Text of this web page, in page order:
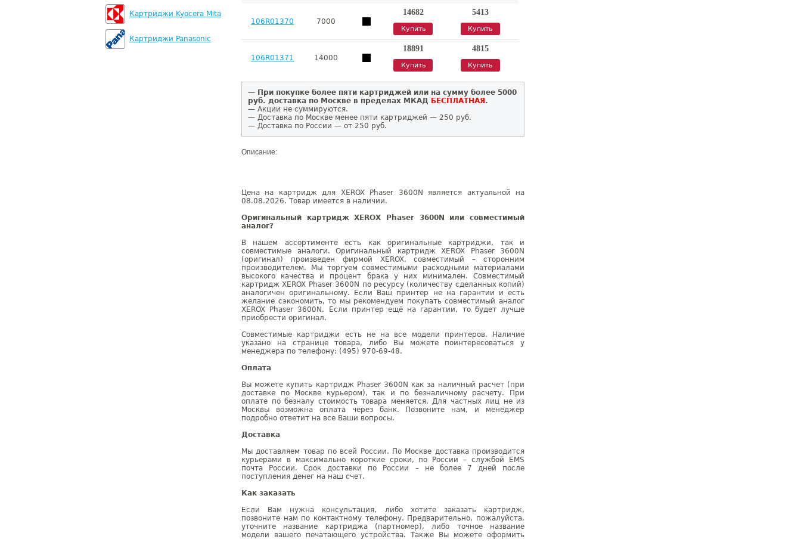
Картриджи Kyocera Mita
Картриджи Panasonic
106R01370 7000
14682
Купить
5413
Купить
106R01371 14000
18891
Купить
4815
Купить
— При покупке более пяти картриджей или на сумму более 5000
руб. доставка по Москве в пределах МКАД БЕСПЛАТНАЯ .
— Акции не суммируются.
— Доставка по Москве менее пяти картриджей — 250 руб.
— Доставка по России — от 250 руб.
Описание:
Цена на картридж для XEROX Phaser 3600N является актуальной на
08.08.2026. Товар имеется в наличии.
Оригинальный картридж XEROX Phaser 3600N или совместимый
аналог?
В нашем ассортименте есть как оригинальные картриджи, так и
совместимые аналоги. Оригинальный картридж XEROX Phaser 3600N
(оригинал) произведен фирмой XEROX, совместимый – сторонним
производителем. Мы торгуем совместимыми расходными материалами
высокого качества и процент брака у них минимален. Совместимый
картридж XEROX Phaser 3600N по ресурсу (количеству сделанных копий)
аналогичен оригинальному. Если Ваш принтер не на гарантии и есть
желание сэкономить, то мы рекомендуем покупать совместимый аналог
XEROX Phaser 3600N. Если принтер ещё на гарантии, то будет лучше
приобрести оригинал.
Совместимые картриджи есть не на все модели принтеров. Наличие
указано на странице товара, либо Вы можете поинтересоваться у
менеджера по телефону: (495) 970-69-48.
Оплата
Вы можете купить картридж Phaser 3600N как за наличный расчет (при
доставке по Москве курьером), так и по безналичному расчету. При
оплате по безналу стоимость товара меняется. Для частных лиц не из
Москвы возможна оплата через банк. Позвоните нам, и менеджер
подробно ответит на все Ваши вопросы.
Доставка
Мы доставляем товар по всей России. По Москве доставка производится
курьерами в максимально короткие сроки, по России – службой EMS
почта России. Срок доставки по России – не более 7 дней после
поступления денег на наш счет.
Как заказать
Если Вам нужна консультация, либо хотите заказать картридж,
позвоните нам по контактному телефону. Предварительно, пожалуйста,
уточните название картриджа (партномер), либо точное название
модели вашего печатающего устройства. Также Вы можете оформить